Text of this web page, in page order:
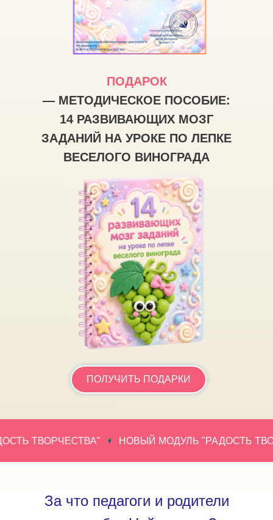
ПОДАРОК
— МЕТОДИЧЕСКОЕ ПОСОБИЕ:
14 РАЗВИВАЮЩИХ МОЗГ
ЗАДАНИЙ НА УРОКЕ ПО ЛЕПКЕ
ВЕСЕЛОГО ВИНОГРАДА
ПОЛУЧИТЬ ПОДАРКИ
ТВОРЧЕСТВА" НОВЫЙ МОДУЛЬ "РАДОСТЬ
За что педагоги и родители